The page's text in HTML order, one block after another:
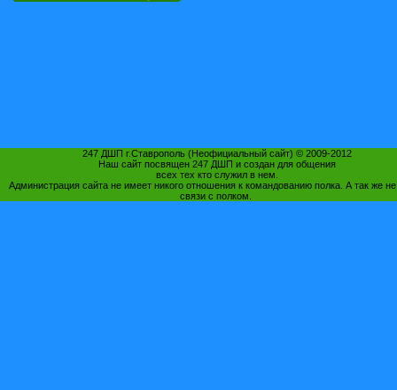
247 ДШП г.Ставрополь (Неофициальный сайт) © 2009-2012
Наш сайт посвящен 247 ДШП и создан для общения
всех тех кто служил в нем.
Администрация сайта не имеет никого отношения к командованию полка. А так же
связи с полком.